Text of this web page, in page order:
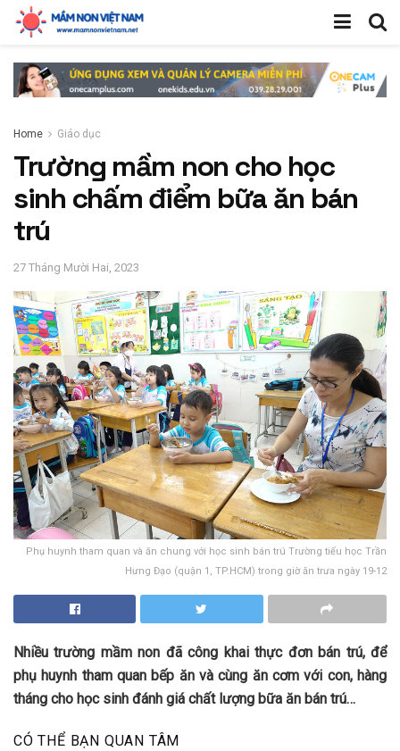
Home Giáo dục
Trường mầm non cho học
sinh chấm điểm bữa ăn bán
trú
27 Tháng Mười Hai, 2023
Phụ huynh tham quan và ăn chung với học sinh bán trú Trường tiểu học Trần
Hưng Đạo (quận 1, TP.HCM) trong giờ ăn trưa ngày 19-12
Nhiều trường mầm non đã công khai thực đơn bán trú, để
phụ huynh tham quan bếp ăn và cùng ăn cơm với con, hàng
tháng cho học sinh đánh giá chất lượng bữa ăn bán trú…
CÓ THỂ BẠN QUAN TÂM